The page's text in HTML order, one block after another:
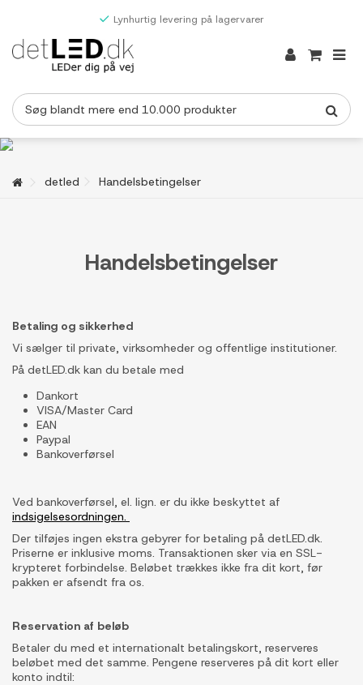
Lynhurtig levering på lagervarer
detled Handelsbetingelser
Handelsbetingelser
Betaling og sikkerhed
Vi sælger til private, virksomheder og offentlige institutioner.
På detLED.dk kan du betale med
Dankort
VISA/Master Card
EAN
Paypal
Bankoverførsel
Ved bankoverførsel, el. lign. er du ikke beskyttet af
indsigelsesordningen.
Der tilføjes ingen ekstra gebyrer for betaling på detLED.dk.
Priserne er inklusive moms. Transaktionen sker via en SSL-
krypteret forbindelse. Beløbet trækkes ikke fra dit kort, før
pakken er afsendt fra os.
Reservation af beløb
Betaler du med et internationalt betalingskort, reserveres
beløbet med det samme. Pengene reserveres på dit kort eller
konto indtil: